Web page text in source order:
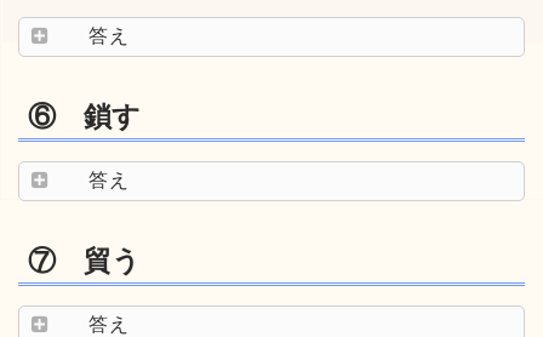
答え
⑥ 鎖す
答え
⑦ 貿う
答え